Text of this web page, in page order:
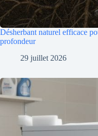
Désherbant naturel efficace
profondeur
29 juillet 2026